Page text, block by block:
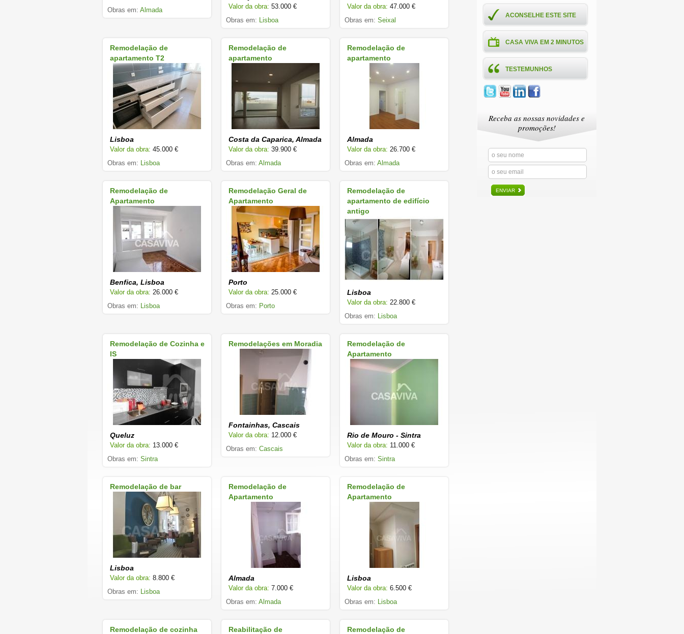
Obras em: Almada Valor da obra: 53.000 €
Obras em: Lisboa
Valor da obra: 47.000 €
Obras em: Seixal
Remodelação de
apartamento T2
Lisboa
Valor da obra: 45.000 €
Obras em: Lisboa
Remodelação de
apartamento
Costa da Caparica, Almada
Valor da obra: 39.900 €
Obras em: Almada
Remodelação de
apartamento
Almada
Valor da obra: 26.700 €
Obras em: Almada
Remodelação de
Apartamento
Benfica, Lisboa
Valor da obra: 26.000 €
Obras em: Lisboa
Remodelação Geral de
Apartamento
Porto
Valor da obra: 25.000 €
Obras em: Porto
Remodelação de
apartamento de edifício
antigo
Lisboa
Valor da obra: 22.800 €
Obras em: Lisboa
Remodelação de Cozinha e
IS
Queluz
Valor da obra: 13.000 €
Obras em: Sintra
Remodelações em Moradia
Fontainhas, Cascais
Valor da obra: 12.000 €
Obras em: Cascais
Remodelação de
Apartamento
Rio de Mouro - Sintra
Valor da obra: 11.000 €
Obras em: Sintra
Remodelação de bar
Lisboa
Valor da obra: 8.800 €
Obras em: Lisboa
Remodelação de
Apartamento
Almada
Valor da obra: 7.000 €
Obras em: Almada
Remodelação de
Apartamento
Lisboa
Valor da obra: 6.500 €
Obras em: Lisboa
Remodelação de cozinha
Reabilitação de
Remodelação de
ACONSELHE ESTE SITE
CASA VIVA EM 2 MINUTOS
TESTEMUNHOS
Receba as nossas novidades e
promoções!
ENVIAR